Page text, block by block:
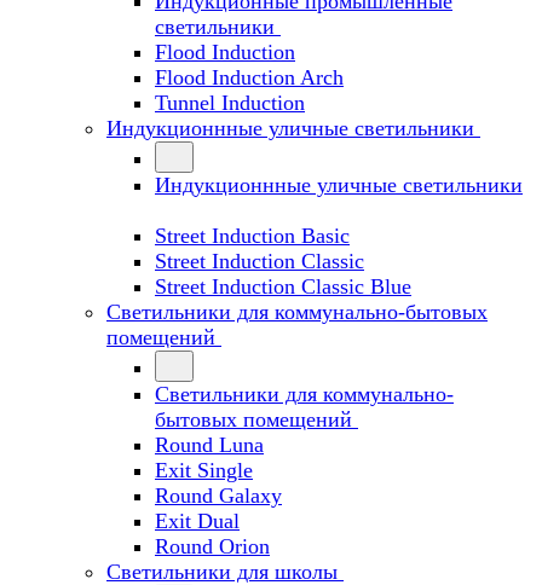
светильники
Flood Induction
Flood Induction Arch
Tunnel Induction
Индукционнные уличные светильники
Индукционнные уличные светильники
Street Induction Basic
Street Induction Classic
Street Induction Classic Blue
Светильники для коммунально-бытовых
помещений
Светильники для коммунально-
бытовых помещений
Round Luna
Exit Single
Round Galaxy
Exit Dual
Round Orion
Светильники для школы